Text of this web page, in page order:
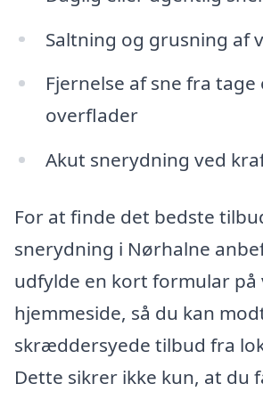
Saltning og grusning af
Fjernelse af sne fra
overflader
Akut snerydning ved
For at finde det bedste
snerydning i Nørhalne
udfylde en kort formular på
hjemmeside, så du kan
skræddersyede tilbud fra
Dette sikrer ikke kun, at du